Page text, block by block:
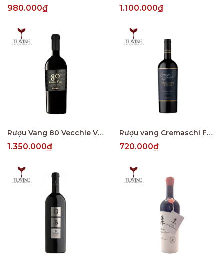
980.000₫ 1.100.000₫
Rượu Vang 80 Vecchie Vigne Primitivo Di Manduria
1.350.000₫
Rượu vang Cremaschi Furlotti Limited Edition
720.000₫